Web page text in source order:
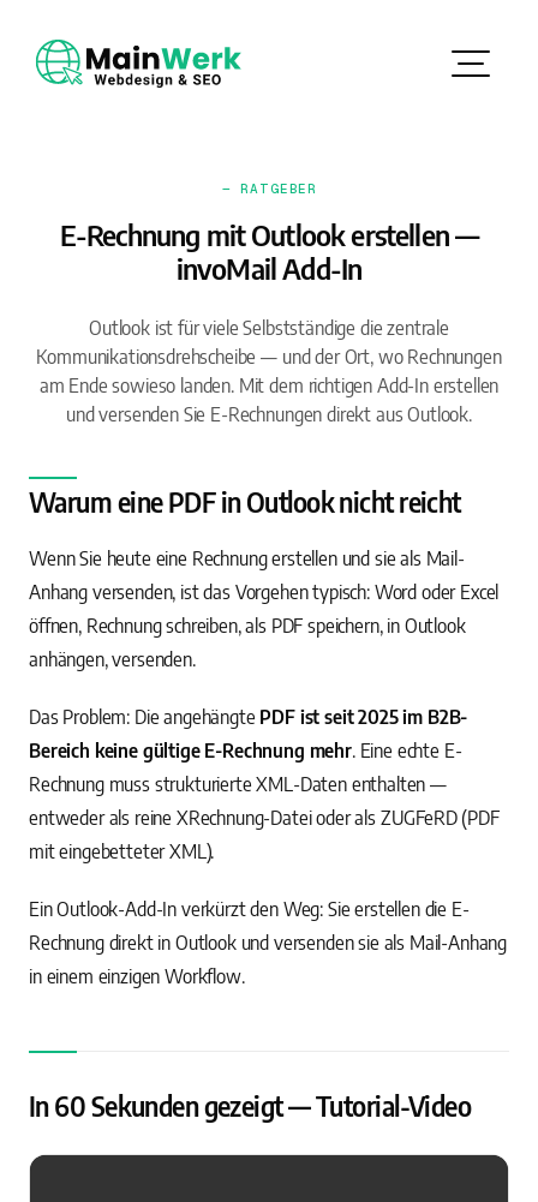
— RATGEBER
E-Rechnung mit Outlook erstellen —
invoMail Add-In
Outlook ist für viele Selbstständige die zentrale
Kommunikationsdrehscheibe — und der Ort, wo Rechnungen
am Ende sowieso landen. Mit dem richtigen Add-In erstellen
und versenden Sie E-Rechnungen direkt aus Outlook.
Warum eine PDF in Outlook nicht reicht
Wenn Sie heute eine Rechnung erstellen und sie als Mail-
Anhang versenden, ist das Vorgehen typisch: Word oder Excel
öffnen, Rechnung schreiben, als PDF speichern, in Outlook
anhängen, versenden.
Das Problem: Die angehängte PDF ist seit 2025 im B2B-
Bereich keine gültige E-Rechnung mehr. Eine echte E-
Rechnung muss strukturierte XML-Daten enthalten —
entweder als reine XRechnung-Datei oder als ZUGFeRD (PDF
mit eingebetteter XML).
Ein Outlook-Add-In verkürzt den Weg: Sie erstellen die E-
Rechnung direkt in Outlook und versenden sie als Mail-Anhang
in einem einzigen Workflow.
In 60 Sekunden gezeigt — Tutorial-Video